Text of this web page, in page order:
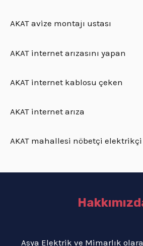
AKAT avize montajı ustası
AKAT internet arızasını yapan
AKAT internet kablosu çeken
AKAT internet arıza
AKAT mahallesi nöbetçi elektrikçi
Asya Elektrik ve Mimarlık